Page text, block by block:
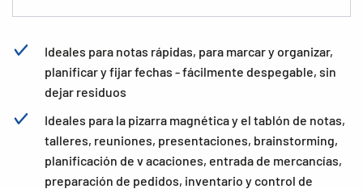
Ideales para notas rápidas, para marcar y organizar,
planificar y fijar fechas - fácilmente despegable, sin
dejar residuos
Ideales para la pizarra magnética y el tablón de notas,
talleres, reuniones, presentaciones, brainstorming,
planificación de v acaciones, entrada de mercancías,
preparación de pedidos, inventario y control de